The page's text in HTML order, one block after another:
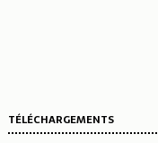
TÉLÉCHARGEMENTS